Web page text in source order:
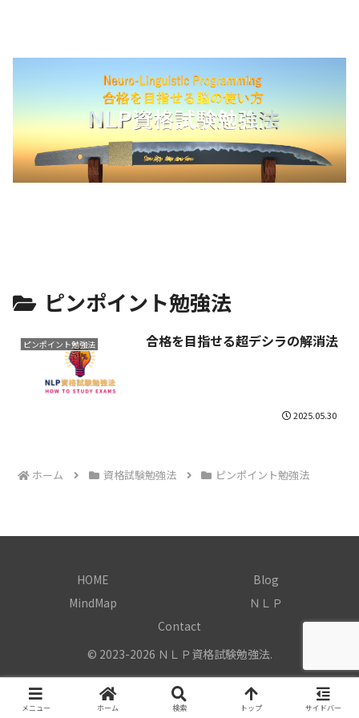
ピンポイント勉強法
ピンポイント勉強法 合格を目指せる超デシラの解消法
2025.05.30
ホーム 資格試験勉強法 ピンポイント勉強法
HOME
Blog
MindMap
ＮＬＰ
Contact
© 2023-2026 ＮＬＰ資格試験勉強法.
メニュー ホーム 検索 トップ サイドバー